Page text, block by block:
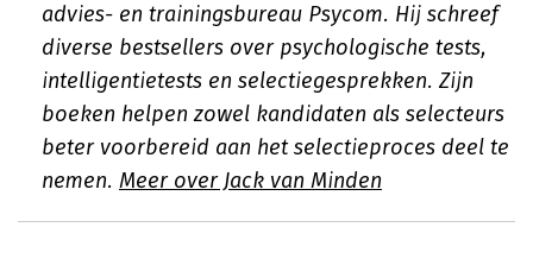
advies- en trainingsbureau Psycom. Hij schreef
diverse bestsellers over psychologische tests,
intelligentietests en selectiegesprekken. Zijn
boeken helpen zowel kandidaten als selecteurs
beter voorbereid aan het selectieproces deel te
nemen. Meer over Jack van Minden